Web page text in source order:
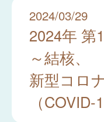
2024/03/29
2024年 第
～結核、
新型コロ
（COVID-